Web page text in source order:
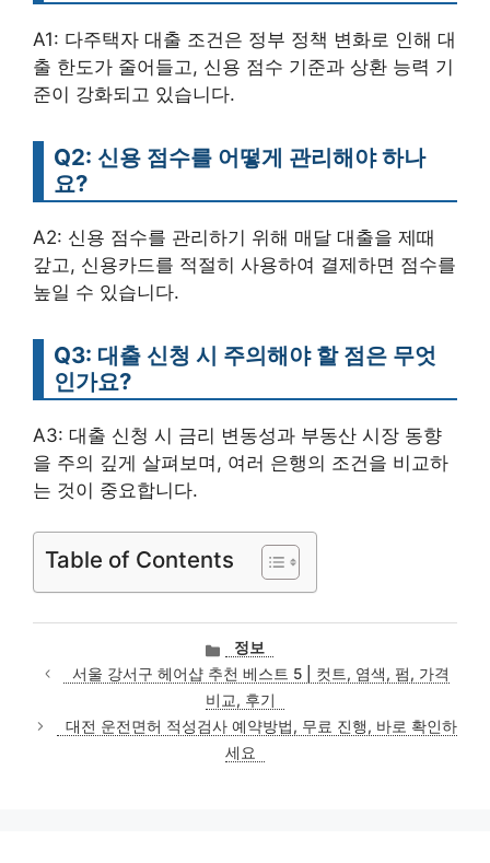
A1: 다주택자 대출 조건은 정부 정책 변화로 인해 대
출 한도가 줄어들고, 신용 점수 기준과 상환 능력 기
준이 강화되고 있습니다.
Q2: 신용 점수를 어떻게 관리해야 하나
요?
A2: 신용 점수를 관리하기 위해 매달 대출을 제때
갚고, 신용카드를 적절히 사용하여 결제하면 점수를
높일 수 있습니다.
Q3: 대출 신청 시 주의해야 할 점은 무엇
인가요?
A3: 대출 신청 시 금리 변동성과 부동산 시장 동향
을 주의 깊게 살펴보며, 여러 은행의 조건을 비교하
는 것이 중요합니다.
Table of Contents
카
테
고
리
정보
서울 강서구 헤어샵 추천 베스트 5 | 컷트, 염색, 펌, 가격
비교, 후기
대전 운전면허 적성검사 예약방법, 무료 진행, 바로 확인하
세요